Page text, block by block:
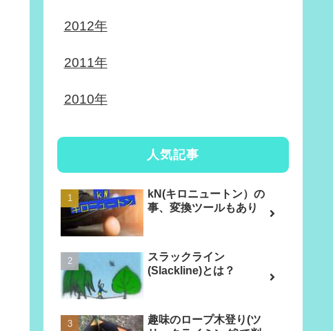
2012年
2011年
2010年
人気記事
kN(キロニュートン）の
事、変換ツールもあり
スラックライン
(Slackline)とは？
趣味のロープ木登り(ツ